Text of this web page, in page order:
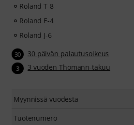
Roland T-8
Roland E-4
Roland J-6
30 30 päivän palautusoikeus
3 3 vuoden Thomann-takuu
Myynnissä vuodesta
Tuotenumero